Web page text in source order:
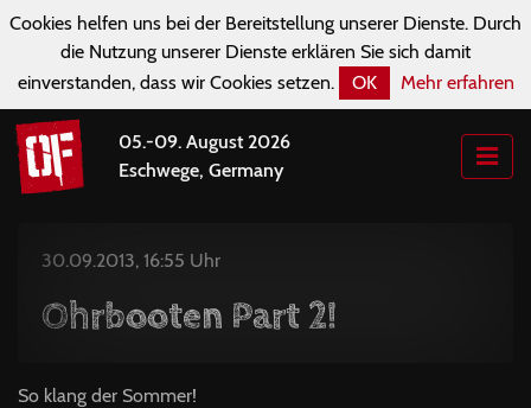
Cookies helfen uns bei der Bereitstellung unserer Dienste. Durch
die Nutzung unserer Dienste erklären Sie sich damit
einverstanden, dass wir Cookies setzen.
OK Mehr erfahren
05.-09. August 2026
Eschwege, Germany
30.09.2013, 16:55 Uhr
Ohrbooten Part 2!
So klang der Sommer!